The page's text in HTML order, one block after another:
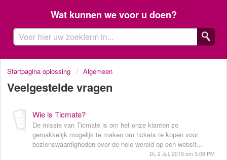
Wat kunnen we voor u doen?
Startpagina oplossing Algemeen
Veelgestelde vragen
Wie is Ticmate?
De missie van Ticmate is om het onze klanten zo
gemakkelijk mogelijk te maken om tickets te kopen voor
bezienswaardigheden over de hele wereld op een websit...
Di, 2 Jul, 2019 om 3:09 PM